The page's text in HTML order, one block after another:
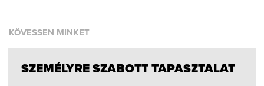
KÖVESSEN MINKET
Facebook
SZEMÉLYRE SZABOTT TAPASZTALAT